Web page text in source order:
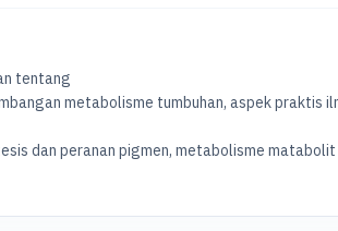
tentang
metabolisme tumbuhan, aspek praktis
dan peranan pigmen, metabolisme